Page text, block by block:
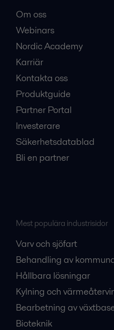
Om oss
Webinars
Nordic Academy
Karriär
Kontakta oss
Produktguide
Partner Portal
Investerare
Säkerhetsdatablad
Bli en partner
Mest populära industrisidor
Varv och sjöfart
Behandling av
Hållbara lösningar
Kylning och
Bearbetning av
Bioteknik